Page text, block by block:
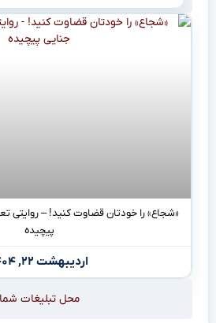
«شجاع» را خودتان قضاوت کنید! – روایتی
پیچیده
اردیبهشت ۲۲, ۱۴۰۴
محل تبلیغات شما